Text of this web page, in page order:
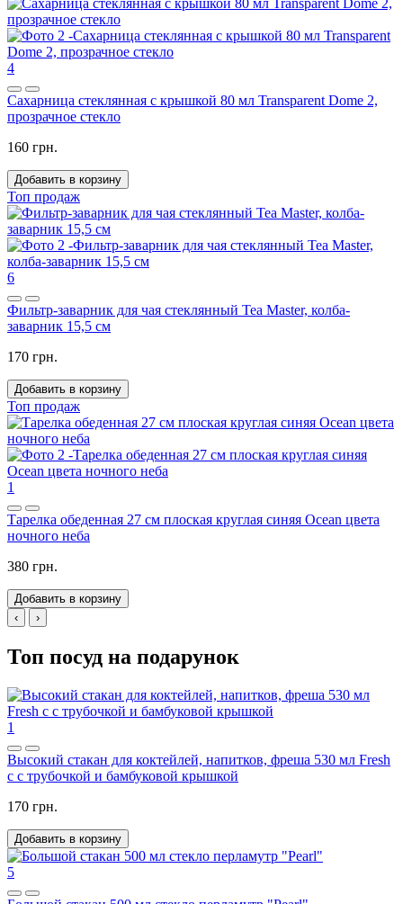
4
Сахарница стеклянная с крышкой 80 мл Transparent Dome 2,
прозрачное стекло
160 грн.
Добавить в корзину
Топ продаж
6
Фильтр-заварник для чая стеклянный Tea Master, колба-
заварник 15,5 см
170 грн.
Добавить в корзину
Топ продаж
1
Тарелка обеденная 27 см плоская круглая синяя Ocean цвета
ночного неба
380 грн.
Добавить в корзину
‹
›
Топ посуд на подарунок
1
Высокий стакан для коктейлей, напитков, фреша 530 мл Fresh
c с трубочкой и бамбуковой крышкой
170 грн.
Добавить в корзину
5